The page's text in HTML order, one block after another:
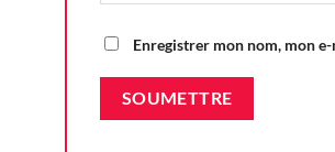
Enregistrer mon nom, mon